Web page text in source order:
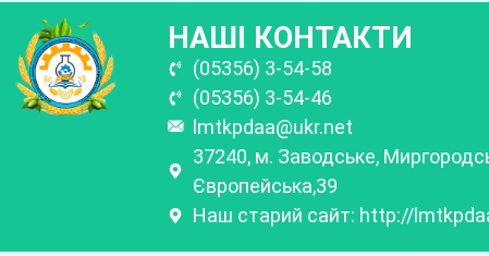
НАШІ КОНТАКТИ
(05356) 3-54-58
(05356) 3-54-46
lmtkpdaa@ukr.net
37240, м. Заводське,
Європейська,39
Наш старий сайт: http://